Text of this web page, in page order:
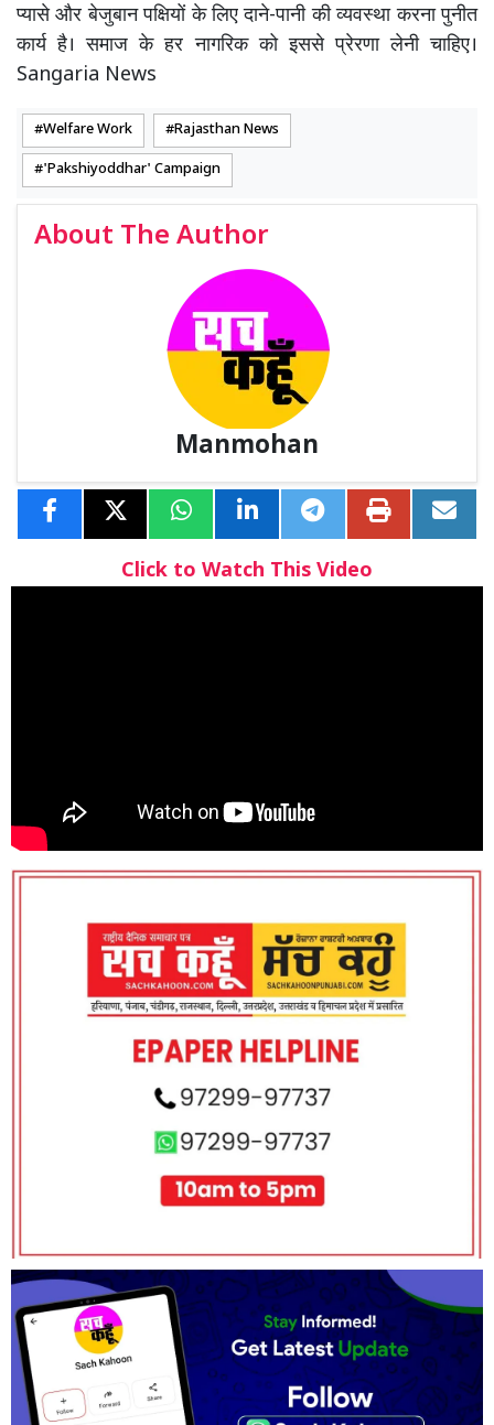
प्यासे और बेजुबान पक्षियों के लिए दाने-पानी की व्यवस्था करना पुनीत
कार्य है। समाज के हर नागरिक को इससे प्रेरणा लेनी चाहिए।
Sangaria News
Welfare Work Rajasthan News
'Pakshiyoddhar' Campaign
About The Author
Manmohan
Click to Watch This Video